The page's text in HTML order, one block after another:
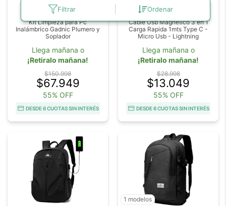
Filtrar Ordenar
Kit Limpieza para Pc
Inalámbrico Gadnic Plumero y
Soplador
Llega mañana o
¡Retiralo mañana!
$150.998
$67.949
55% OFF
DESDE 6 CUOTAS SIN INTERÉS
4.9
Cable Usb Magnetico 3 en 1
Carga Rapida 1mts Type C -
Micro Usb - Lightning
Llega mañana o
¡Retiralo mañana!
$28.998
$13.049
55% OFF
DESDE 6 CUOTAS SIN INTERÉS
1 modelos